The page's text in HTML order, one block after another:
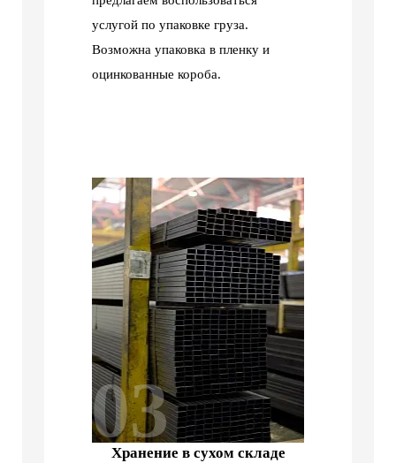
услугой по упаковке груза.
Возможна упаковка в пленку и
оцинкованные короба.
03
Хранение в сухом складе